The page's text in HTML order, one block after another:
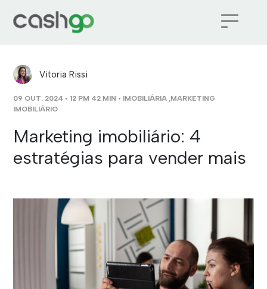
Vitoria Rissi
09 OUT. 2024 • 12 PM 42 MIN • IMOBILIÁRIA ,MARKETING
IMOBILIÁRIO
Marketing imobiliário: 4
estratégias para vender mais